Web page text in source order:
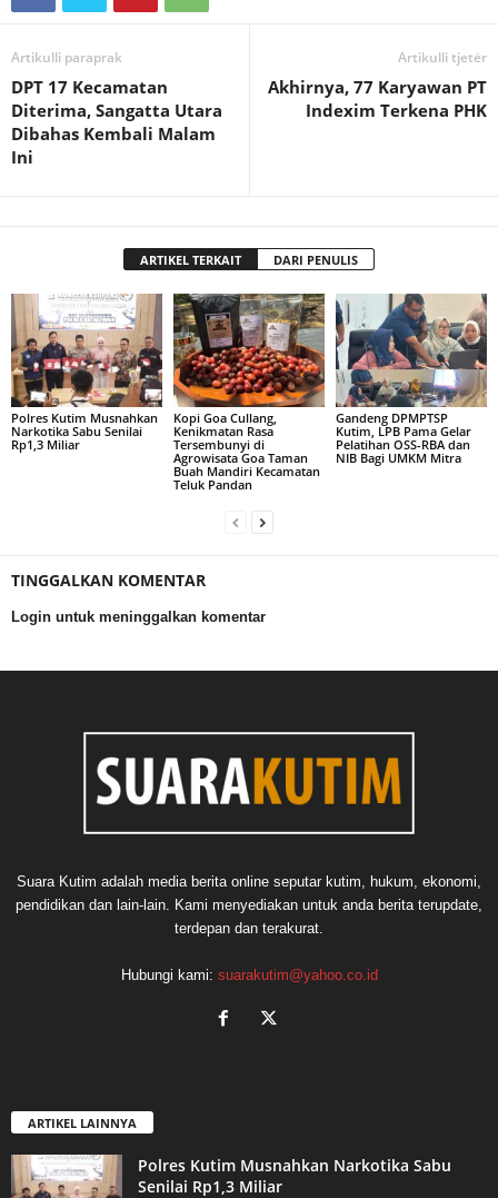
Artikulli paraprak
DPT 17 Kecamatan
Diterima, Sangatta Utara
Dibahas Kembali Malam
Ini
Artikulli tjetër
Akhirnya, 77 Karyawan PT
Indexim Terkena PHK
ARTIKEL TERKAIT DARI PENULIS
Polres Kutim Musnahkan
Narkotika Sabu Senilai
Rp1,3 Miliar
Kopi Goa Cullang,
Kenikmatan Rasa
Tersembunyi di
Agrowisata Goa Taman
Buah Mandiri Kecamatan
Teluk Pandan
Gandeng DPMPTSP
Kutim, LPB Pama Gelar
Pelatihan OSS-RBA dan
NIB Bagi UMKM Mitra
TINGGALKAN KOMENTAR
Login untuk meninggalkan komentar
Suara Kutim adalah media berita online seputar kutim, hukum, ekonomi,
pendidikan dan lain-lain. Kami menyediakan untuk anda berita terupdate,
terdepan dan terakurat.
Hubungi kami: suarakutim@yahoo.co.id
ARTIKEL LAINNYA
Polres Kutim Musnahkan Narkotika Sabu
Senilai Rp1,3 Miliar